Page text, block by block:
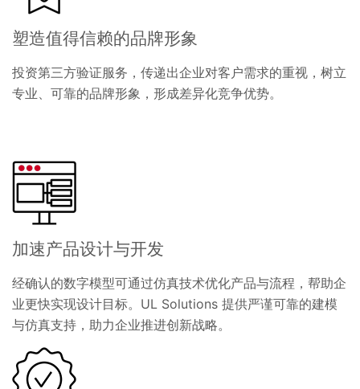
塑造值得信赖的品牌形象
投资第三方验证服务，传递出企业对客户需求的重视，树立
专业、可靠的品牌形象，形成差异化竞争优势。
加速产品设计与开发
经确认的数字模型可通过仿真技术优化产品与流程，帮助企
业更快实现设计目标。UL Solutions 提供严谨可靠的建模
与仿真支持，助力企业推进创新战略。